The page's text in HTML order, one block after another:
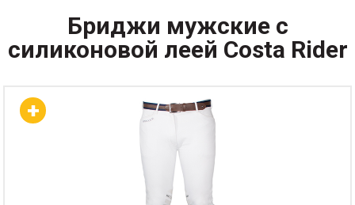
Бриджи мужские с
силиконовой леей Costa Rider